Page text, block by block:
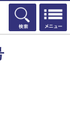
検索